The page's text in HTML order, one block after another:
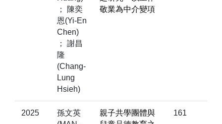
； 陳奕
恩(Yi-En
Chen)
； 謝昌
隆
(Chang-
Lung
Hsieh)
敬業為中介變項
2025
孫文英
親子共學團體與
161